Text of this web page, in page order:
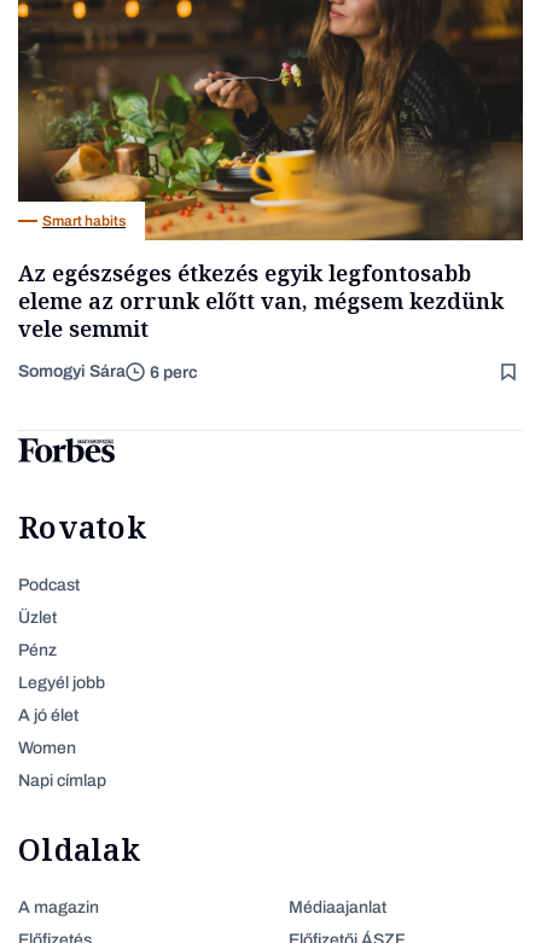
Smart habits
Az egészséges étkezés egyik legfontosabb
eleme az orrunk előtt van, mégsem kezdünk
vele semmit
Somogyi Sára 6 perc
Rovatok
Podcast
Üzlet
Pénz
Legyél jobb
A jó élet
Women
Napi címlap
Oldalak
A magazin
Médiaajanlat